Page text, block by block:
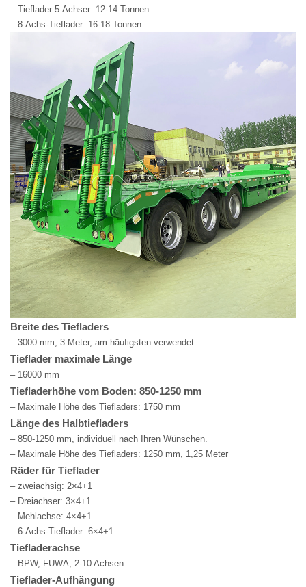
– Tieflader 5-Achser: 12-14 Tonnen
– 8-Achs-Tieflader: 16-18 Tonnen
Breite des Tiefladers
– 3000 mm, 3 Meter, am häufigsten verwendet
Tieflader maximale Länge
– 16000 mm
Tiefladerhöhe vom Boden: 850-1250 mm
– Maximale Höhe des Tiefladers: 1750 mm
Länge des Halbtiefladers
– 850-1250 mm, individuell nach Ihren Wünschen.
– Maximale Höhe des Tiefladers: 1250 mm, 1,25 Meter
Räder für Tieflader
– zweiachsig: 2×4+1
– Dreiachser: 3×4+1
– Mehlachse: 4×4+1
– 6-Achs-Tieflader: 6×4+1
Tiefladerachse
– BPW, FUWA, 2-10 Achsen
Tieflader-Aufhängung